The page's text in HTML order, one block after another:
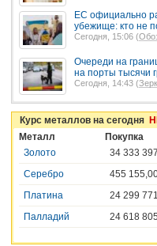
ЕС официально
убежище: кто не
Сегодня, 15:06 (
Очереди на
на порты тысячи
Сегодня, 14:43 (
Курс металлов на сегодня
Металл
Покупка
Золото
34 333
Серебро
455
Платина
24 299
Палладий
24 618